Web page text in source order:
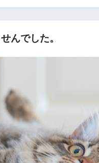
んでした。